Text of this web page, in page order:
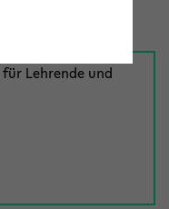
Lehrende und